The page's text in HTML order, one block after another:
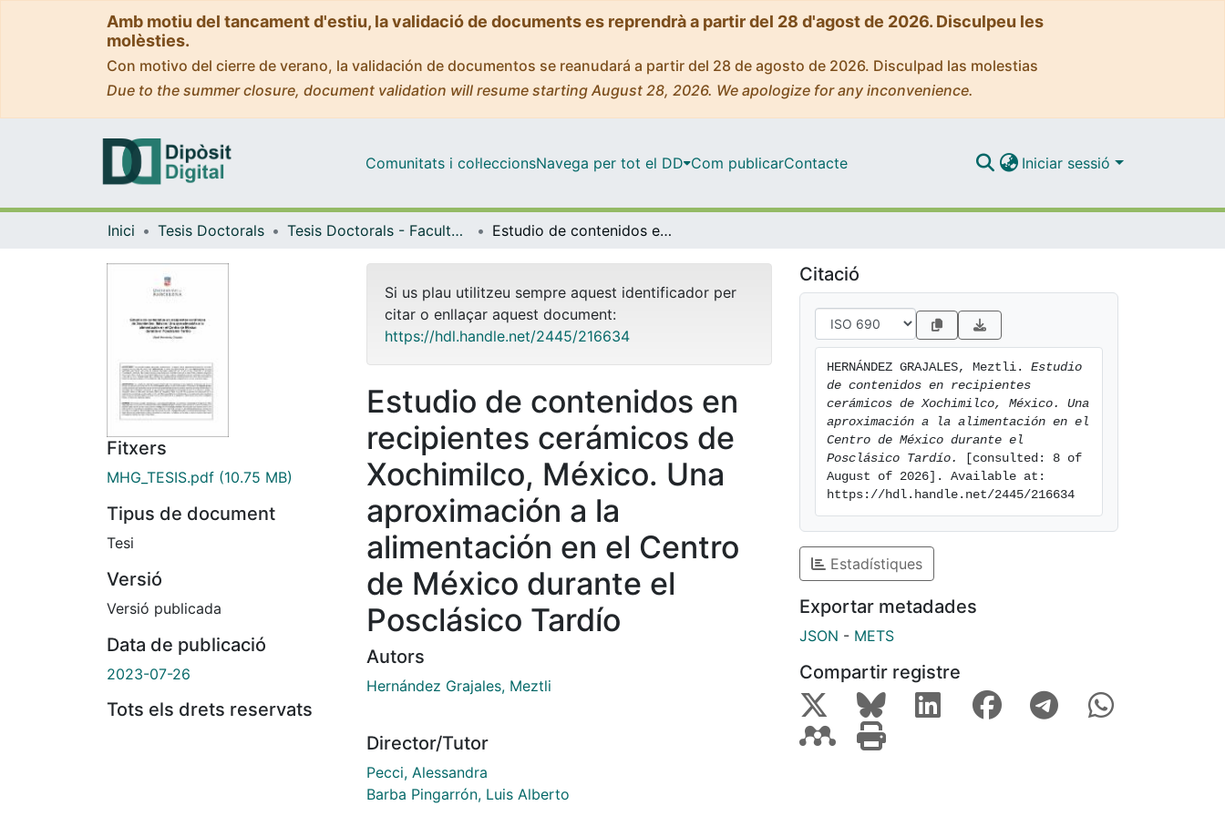
Amb motiu del tancament d'estiu, la validació de documents es reprendrà a partir del 28 d'agost de 2026. Disculpeu les
molèsties.
Con motivo del cierre de verano, la validación de documentos se reanudará a partir del 28 de agosto de 2026. Disculpad las molestias
Due to the summer closure, document validation will resume starting August 28, 2026. We apologize for any inconvenience.
Comunitats i col·leccionsNavega per tot el DD Com publicarContacte Iniciar sessió
Inici Tesis Doctorals Tesis Doctorals - Facultat - Geografia i Història Estudio de contenidos en recipientes cerámicos de Xochimilco, México. Una aproximación a la alimentación en el Centro de México durante el Posclásico Tardío
Fitxers
MHG_TESIS.pdf (10.75 MB)
Tipus de document
Tesi
Versió
Versió publicada
Data de publicació
2023-07-26
Tots els drets reservats
Si us plau utilitzeu sempre aquest identificador per
citar o enllaçar aquest document:
https://hdl.handle.net/2445/216634
Estudio de contenidos en
recipientes cerámicos de
Xochimilco, México. Una
aproximación a la
alimentación en el Centro
de México durante el
Posclásico Tardío
Autors
Hernández Grajales, Meztli
Director/Tutor
Pecci, Alessandra
Barba Pingarrón, Luis Alberto
Citació
HERNÁNDEZ GRAJALES, Meztli. Estudio
de contenidos en recipientes
cerámicos de Xochimilco, México. Una
aproximación a la alimentación en el
Centro de México durante el
Posclásico Tardío.
[consulted: 8 of
August of 2026]. Available at:
https://hdl.handle.net/2445/216634
Estadístiques
Exportar metadades
JSON - METS
Compartir registre